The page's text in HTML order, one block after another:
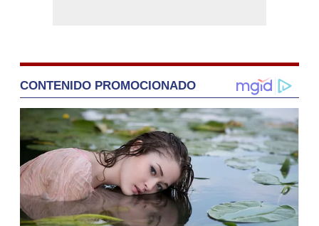
CONTENIDO PROMOCIONADO